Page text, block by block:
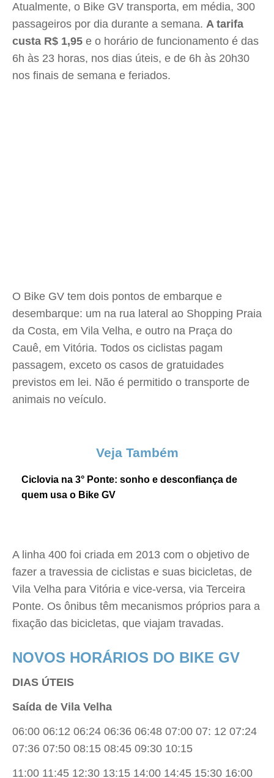
Atualmente, o Bike GV transporta, em média, 300
passageiros por dia durante a semana. A tarifa
custa R$ 1,95 e o horário de funcionamento é das
6h às 23 horas, nos dias úteis, e de 6h às 20h30
nos finais de semana e feriados.
O Bike GV tem dois pontos de embarque e
desembarque: um na rua lateral ao Shopping Praia
da Costa, em Vila Velha, e outro na Praça do
Cauê, em Vitória. Todos os ciclistas pagam
passagem, exceto os casos de gratuidades
previstos em lei. Não é permitido o transporte de
animais no veículo.
Veja Também
Ciclovia na 3° Ponte: sonho e desconfiança de
quem usa o Bike GV
A linha 400 foi criada em 2013 com o objetivo de
fazer a travessia de ciclistas e suas bicicletas, de
Vila Velha para Vitória e vice-versa, via Terceira
Ponte. Os ônibus têm mecanismos próprios para a
fixação das bicicletas, que viajam travadas.
NOVOS HORÁRIOS DO BIKE GV
DIAS ÚTEIS
Saída de Vila Velha
06:00 06:12 06:24 06:36 06:48 07:00 07: 12 07:24
07:36 07:50 08:15 08:45 09:30 10:15
11:00 11:45 12:30 13:15 14:00 14:45 15:30 16:00